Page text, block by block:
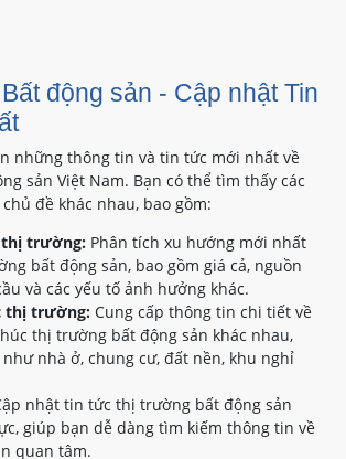
động sản - Cập nhật Tin
những thông tin và tin tức mới nhất về
sản Việt Nam. Bạn có thể tìm thấy các
đề khác nhau, bao gồm:
trường: Phân tích xu hướng mới nhất
bất động sản, bao gồm giá cả, nguồn
và các yếu tố ảnh hưởng khác.
thị trường: Cung cấp thông tin chi tiết về
thị trường bất động sản khác nhau,
nhà ở, chung cư, đất nền, khu nghỉ
nhật tin tức thị trường bất động sản
giúp bạn dễ dàng tìm kiếm thông tin về
quan tâm.